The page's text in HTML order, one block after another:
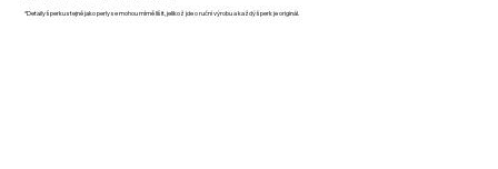
*Detaily šperku stejně jako perly se mohou mírně lišit, jelikož jde o ruční výrobu a každý šperk je originál.